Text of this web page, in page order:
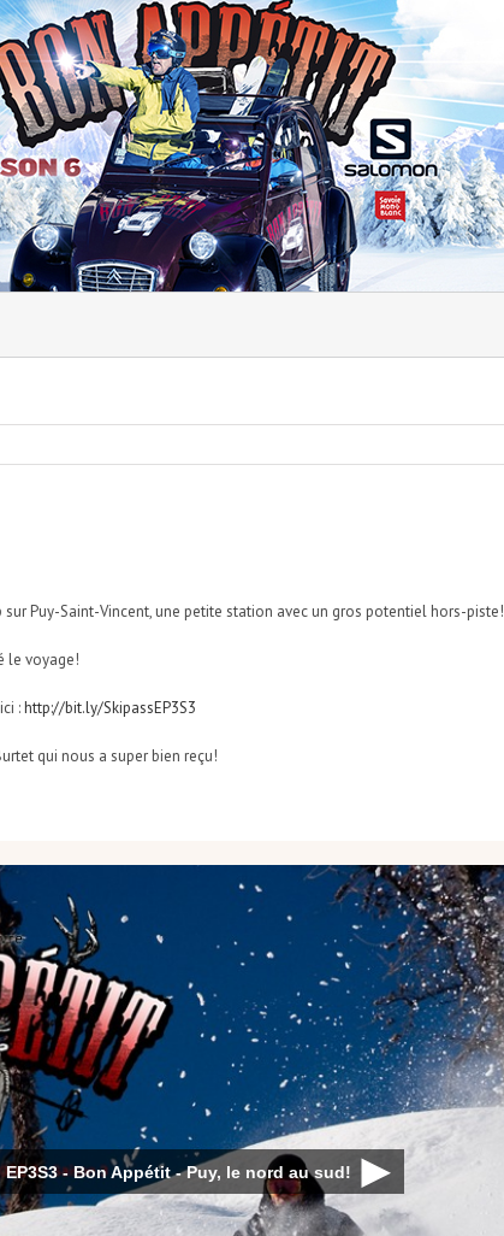
Puy-Saint-Vincent, une petite station avec un gros potentiel hors-piste!
le voyage!
:http://bit.ly/SkipassEP3S3
qui nous a super bien reçu!